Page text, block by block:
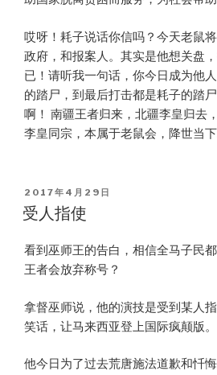
哎呀！耗子说话你信吗？今天老鼠
政府，和报案人。其实是他想关盘
已！请听我一句话，你今日成为他
的踏尸，到最后打击都是耗子的踏
啊！ 南疆王者归来，北疆李皇归去
李皇同宗，本属于老鼠会，降世当下
POSTED
ON
2017年4月29日
受人指使
看到巫师王的告白，相信全马子民
王者会放弃称号？
拿督巫师说，他的演技是受到某人
笑话，让马来西亚登上国际疯颠版。
他今日为了过去荒唐施法道歉和忏